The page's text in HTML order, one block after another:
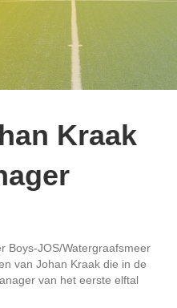
Kraak
Boys-JOS/Watergraafsmeer
van Johan Kraak die in de
van het eerste elftal